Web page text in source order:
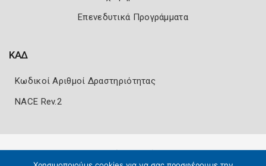
Επενεδυτικά Προγράμματα
ΚΑΔ
Κωδικοί Αριθμοί Δραστηριότητας
NACE Rev.2